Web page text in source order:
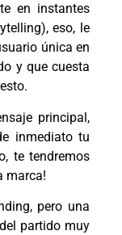
en instantes
eso, le
única en
y que cuesta
principal,
inmediato tu
te tendremos
marca!
pero una
partido muy